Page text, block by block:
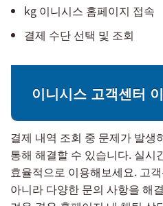
kg 이니시스 홈페이지 접속
결제 수단 선택 및 조회
이니시스 고객센터
결제 내역 조회 중 문제가 발생
통해 해결할 수 있습니다. 실시
효율적으로 이용해보세요. 고
아니라 다양한 문의 사항을 해